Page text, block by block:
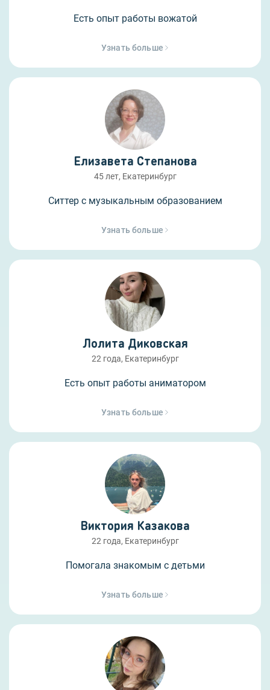
Есть опыт работы вожатой
Узнать больше
Елизавета Степанова
45 лет, Екатеринбург
Ситтер с музыкальным образованием
Узнать больше
Лолита Диковская
22 года, Екатеринбург
Есть опыт работы аниматором
Узнать больше
Виктория Казакова
22 года, Екатеринбург
Помогала знакомым с детьми
Узнать больше